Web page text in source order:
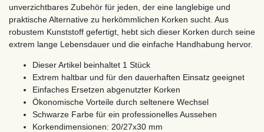
unverzichtbares Zubehör für jeden, der eine langlebige und
praktische Alternative zu herkömmlichen Korken sucht. Aus
robustem Kunststoff gefertigt, hebt sich dieser Korken durch seine
extrem lange Lebensdauer und die einfache Handhabung hervor.
Dieser Artikel beinhaltet 1 Stück
Extrem haltbar und für den dauerhaften Einsatz geeignet
Einfaches Ersetzen abgenutzter Korken
Ökonomische Vorteile durch seltenere Wechsel
Schwarze Farbe für ein professionelles Aussehen
Korkendimensionen: 20/27x30 mm